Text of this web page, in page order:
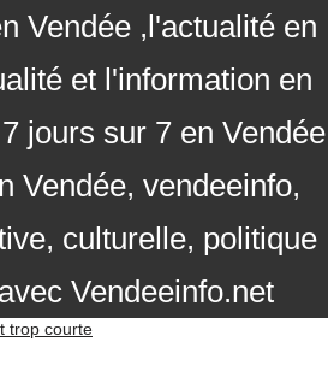
Vendée ,l'actualité en
et l'information en
jours sur 7 en Vendée
Vendée, vendeeinfo,
culturelle, politique
Vendeeinfo.net
trop courte